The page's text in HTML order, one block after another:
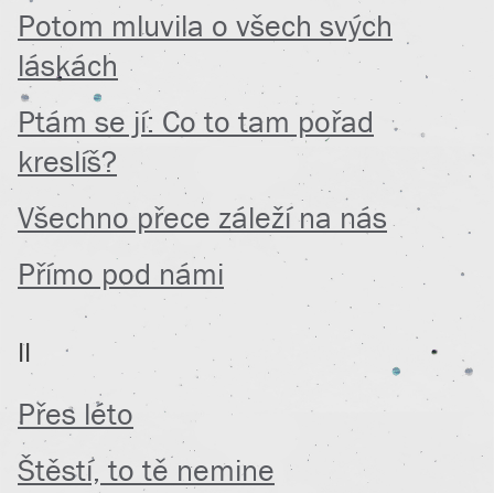
Potom mluvila o všech svých
láskách
Ptám se jí: Co to tam pořad
kreslíš?
Všechno přece záleží na nás
Přímo pod námi
II
Přes léto
Štěstí, to tě nemine